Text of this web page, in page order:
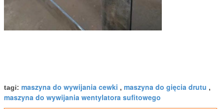
tagi: maszyna do wywijania cewki , maszyna do gięcia drutu ,
maszyna do wywijania wentylatora sufitowego